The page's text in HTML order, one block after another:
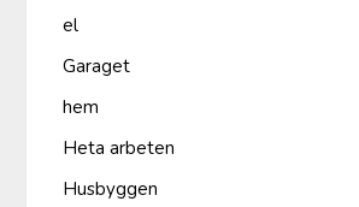
el
Garaget
hem
Heta arbeten
Husbyggen